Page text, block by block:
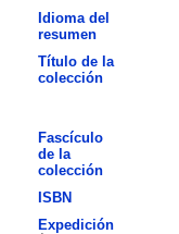
Idioma del
resumen
Título de la
colección
Fascículo
de la
colección
ISBN
Expedición